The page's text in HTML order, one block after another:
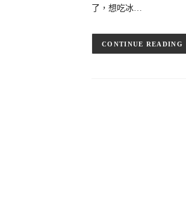
了，想吃冰…
CONTINUE READING